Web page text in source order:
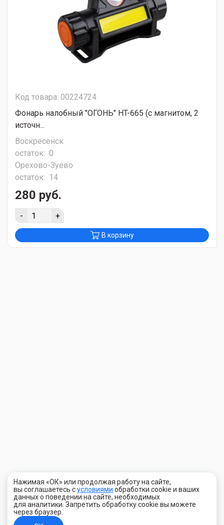
Код товара: 00224724
Фонарь налобный "ОГОНЬ" HT-665 (с магнитом, 2
источн...
Воскресенск
остаток: 0
Орехово-Зуево
остаток: 14
280 руб.
- +
В корзину
Нажимая «ОК» или продолжая работу на сайте,
вы соглашаетесь сусловиями обработки cookie и ваших
данных о поведении на сайте, необходимых
для аналитики. Запретить обработку cookie вы можете
через браузер.